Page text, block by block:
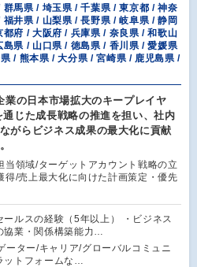
馬県 / 埼玉県 / 千葉県 / 東京都 / 神奈
井県 / 山梨県 / 長野県 / 岐阜県 / 静岡
府 / 大阪府 / 兵庫県 / 奈良県 / 和歌山
県 / 山口県 / 徳島県 / 香川県 / 愛媛県
/ 熊本県 / 大分県 / 宮崎県 / 鹿児島県 /
業の日本市場拡大のキープレイヤ
じた成長戦略の推進を担い、社内
がらビジネス成果の最大化に貢献
当領域/ターゲットアカウント戦略の立
得/売上最大化に向けた計画策定・優先
ールスの経験（5年以上） ・ビジネス
協業・関係構築能力…
ーター/キャリア/グローバルコミュニ
ットフォームな…